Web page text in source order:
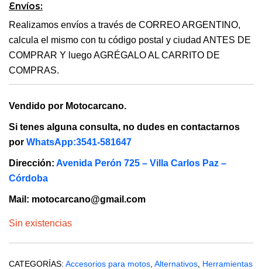
Envíos:
Realizamos envíos a través de CORREO ARGENTINO,
calcula el mismo con tu código postal y ciudad ANTES DE
COMPRAR Y luego AGRÉGALO AL CARRITO DE
COMPRAS.
Vendido por Motocarcano.
Si tenes alguna consulta, no dudes en contactarnos
por WhatsApp:3541-581647
Dirección: Avenida Perón 725 – Villa Carlos Paz –
Córdoba
Mail: motocarcano@gmail.com
Sin existencias
CATEGORÍAS: Accesorios para motos Alternativos Herramientas